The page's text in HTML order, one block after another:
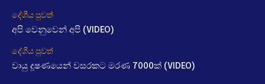
දේශීය පුවත්
අපි වෙනුවෙන් අපි (VIDEO)
දේශීය පුවත්
වායු දූෂණයෙන් වසරකට මරණ 7000ක් (VIDEO)